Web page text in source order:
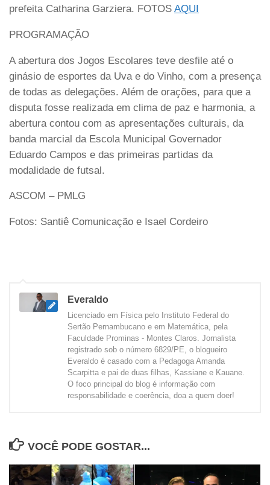
prefeita Catharina Garziera. FOTOS AQUI
PROGRAMAÇÃO
A abertura dos Jogos Escolares teve desfile até o
ginásio de esportes da Uva e do Vinho, com a presença
de todas as delegações. Além de orações, para que a
disputa fosse realizada em clima de paz e harmonia, a
abertura contou com as apresentações culturais, da
banda marcial da Escola Municipal Governador
Eduardo Campos e das primeiras partidas da
modalidade de futsal.
ASCOM – PMLG
Fotos: Santiê Comunicação e Isael Cordeiro
Everaldo
Licenciado em Física pelo Instituto Federal do
Sertão Pernambucano e em Matemática, pela
Faculdade Prominas - Montes Claros. Jornalista
registrado sob o número 6829/PE, o blogueiro
Everaldo é casado com a Pedagoga Amanda
Scarpitta e pai de duas filhas, Kassiane e Kauane.
O foco principal do blog é informação com
responsabilidade e coerência, doa a quem doer!
VOCÊ PODE GOSTAR...